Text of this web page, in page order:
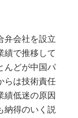
弁会社を設立
績で推移して
んどが中国パ
らは技術責任
績低迷の原因
納得のいく説